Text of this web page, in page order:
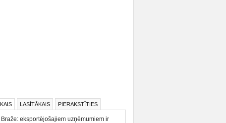
LASĪTĀKAIS PIERAKSTĪTIES
Braže: eksportējošajiem uzņēmumiem ir